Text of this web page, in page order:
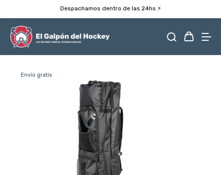
Despachamos dentro de las 24hs ⚡️
Envío gratis